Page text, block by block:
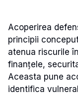
Acoperirea
principii
atenua riscurile
finanțele,
Aceasta pune
identifica